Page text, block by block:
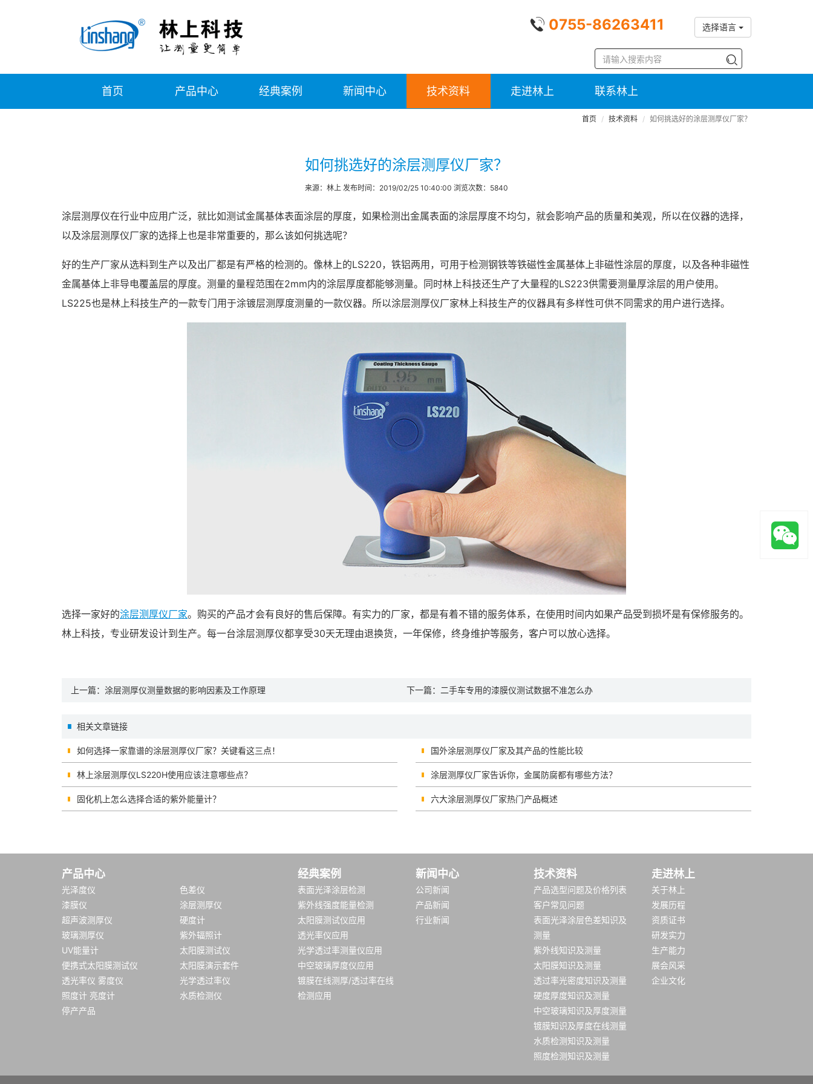
0755-86263411 选择语言
首页 产品中心 经典案例 新闻中心 技术资料 走进林上 联系林上
首页 技术资料 如何挑选好的涂层测厚仪厂家？
如何挑选好的涂层测厚仪厂家？
来源：林上 发布时间：2019/02/25 10:40:00 浏览次数：5840
涂层测厚仪在行业中应用广泛，就比如测试金属基体表面涂层的厚度，如果检测出金属表面的涂层厚度不均匀，就会影响产品的质量和美观，所以在仪器的选择，
以及涂层测厚仪厂家的选择上也是非常重要的，那么该如何挑选呢？
好的生产厂家从选料到生产以及出厂都是有严格的检测的。像林上的LS220，铁铝两用，可用于检测钢铁等铁磁性金属基体上非磁性涂层的厚度，以及各种非磁性
金属基体上非导电覆盖层的厚度。测量的量程范围在2mm内的涂层厚度都能够测量。同时林上科技还生产了大量程的LS223供需要测量厚涂层的用户使用。
LS225也是林上科技生产的一款专门用于涂镀层测厚度测量的一款仪器。所以涂层测厚仪厂家林上科技生产的仪器具有多样性可供不同需求的用户进行选择。
选择一家好的涂层测厚仪厂家。购买的产品才会有良好的售后保障。有实力的厂家，都是有着不错的服务体系，在使用时间内如果产品受到损坏是有保修服务的。
林上科技，专业研发设计到生产。每一台涂层测厚仪都享受30天无理由退换货，一年保修，终身维护等服务，客户可以放心选择。
上一篇： 涂层测厚仪测量数据的影响因素及工作原理 下一篇： 二手车专用的漆膜仪测试数据不准怎么办
相关文章链接
如何选择一家靠谱的涂层测厚仪厂家？关键看这三点！ 国外涂层测厚仪厂家及其产品的性能比较
林上涂层测厚仪LS220H使用应该注意哪些点？ 涂层测厚仪厂家告诉你，金属防腐都有哪些方法？
固化机上怎么选择合适的紫外能量计？ 六大涂层测厚仪厂家热门产品概述
产品中心
光泽度仪
色差仪
漆膜仪
涂层测厚仪
超声波测厚仪
硬度计
玻璃测厚仪
紫外辐照计
UV能量计
太阳膜测试仪
便携式太阳膜测试仪
太阳膜演示套件
透光率仪 雾度仪
光学透过率仪
照度计 亮度计
水质检测仪
停产产品
经典案例
表面光泽涂层检测
紫外线强度能量检测
太阳膜测试仪应用
透光率仪应用
光学透过率测量仪应用
中空玻璃厚度仪应用
镀膜在线测厚/透过率在线
检测应用
新闻中心
公司新闻
产品新闻
行业新闻
技术资料
产品选型问题及价格列表
客户常见问题
表面光泽涂层色差知识及
测量
紫外线知识及测量
太阳膜知识及测量
透过率光密度知识及测量
硬度厚度知识及测量
中空玻璃知识及厚度测量
镀膜知识及厚度在线测量
水质检测知识及测量
照度检测知识及测量
走进林上
关于林上
发展历程
资质证书
研发实力
生产能力
展会风采
企业文化